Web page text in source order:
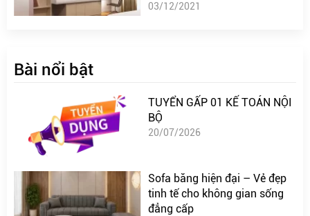
03/12/2021
Bài nổi bật
TUYỂN GẤP 01 KẾ TOÁN NỘI
BỘ
20/07/2026
Sofa băng hiện đại – Vẻ đẹp
tinh tế cho không gian sống
đẳng cấp